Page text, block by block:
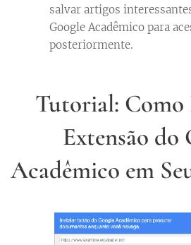
salvar artigos
Google Acadêmico para
posteriormente.
Tutorial: Como
Extensão do
Acadêmico em